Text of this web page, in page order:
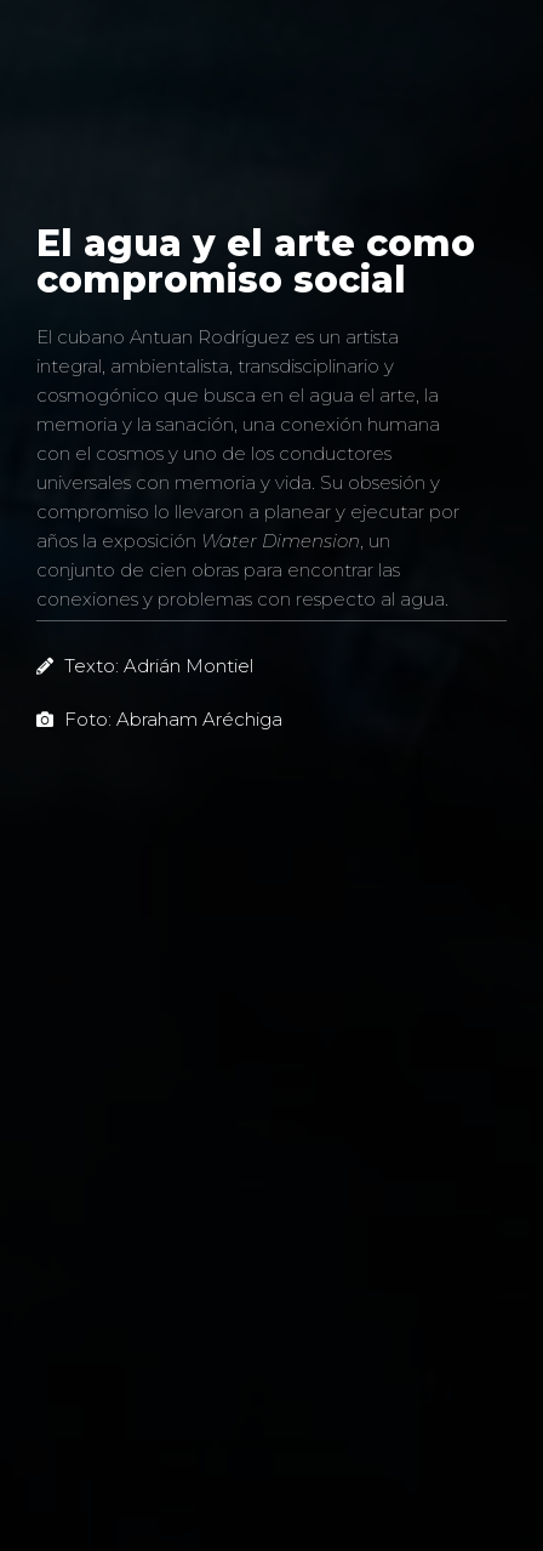
El agua y el arte como
compromiso social
El cubano Antuan Rodríguez es un artista
integral, ambientalista, transdisciplinario y
cosmogónico que busca en el agua el arte, la
memoria y la sanación, una conexión humana
con el cosmos y uno de los conductores
universales con memoria y vida. Su obsesión y
compromiso lo llevaron a planear y ejecutar por
años la exposición Water Dimension , un
conjunto de cien obras para encontrar las
conexiones y problemas con respecto al agua.
Texto: Adrián Montiel
Foto: Abraham Aréchiga